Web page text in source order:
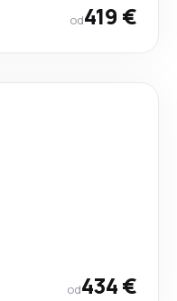
od419 €
od434 €